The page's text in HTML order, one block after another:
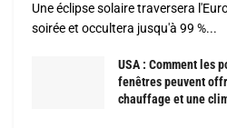
Une éclipse solaire traversera
soirée et occultera jusqu'à 99 %...
USA : Comment les
fenêtres peuvent
chauffage et une